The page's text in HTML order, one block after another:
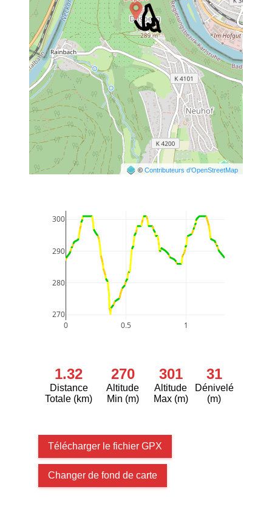
©Contributeurs d’OpenStreetMap
0 0.5 1
270
280
290
300
1.32
Distance
Totale (km)
270
Altitude
Min (m)
301
Altitude
Max (m)
31
Dénivelé
(m)
Télécharger le fichier GPX
Changer de fond de carte